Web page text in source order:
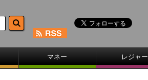
マネー レジャー